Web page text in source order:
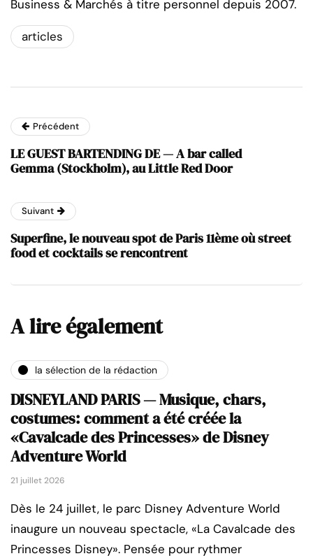
Business & Marchés à titre personnel depuis 2007.
articles
Précédent
LE GUEST BARTENDING DE — A bar called
Gemma (Stockholm), au Little Red Door
Suivant
Superfine, le nouveau spot de Paris 11ème où street
food et cocktails se rencontrent
A lire également
la sélection de la rédaction
DISNEYLAND PARIS — Musique, chars,
costumes: comment a été créée la
«Cavalcade des Princesses» de Disney
Adventure World
21 juillet 2026
Dès le 24 juillet, le parc Disney Adventure World
inaugure un nouveau spectacle, «La Cavalcade des
Princesses Disney». Pensée pour rythmer